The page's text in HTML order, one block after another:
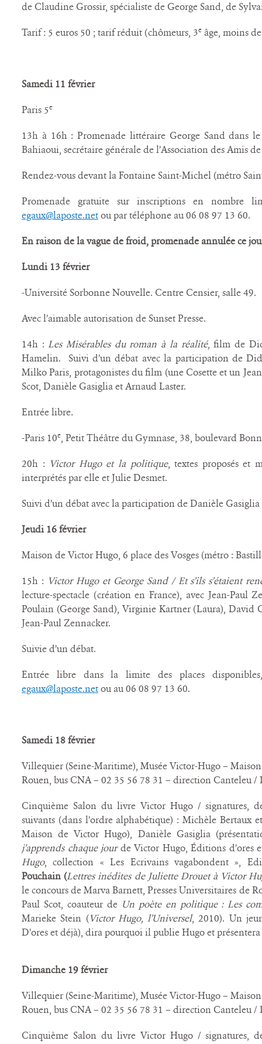
de Claudine Grossir, spécialiste de George Sand, de
Tarif : 5 euros 50 ; tarif réduit (chômeurs, 3e âge, moins
Samedi 11 février
Paris 5e
13h à 16h : Promenade littéraire George Sand dans
Bahiaoui, secrétaire générale de l’Association des Amis
Rendez-vous devant la Fontaine Saint-Michel (métro
Promenade gratuite sur inscriptions en nombre
egaux@laposte.netou par téléphone au 06 08 97 13 60.
En raison de la vague de froid, promenade annulée ce
Lundi 13 février
-Université Sorbonne Nouvelle. Centre Censier, salle 49.
Avec l’aimable autorisation de Sunset Presse.
14h : Les Misérables du roman à la réalité, film de
Hamelin.
Suivi d’un débat avec la participation de
Milko Paris, protagonistes du film (une Cosette et un
Scot, Danièle Gasiglia et Arnaud Laster.
Entrée libre.
-Paris 10e, Petit Théâtre du Gymnase, 38, boulevard
20h : Victor Hugo et la politique, textes proposés et
interprétés par elle et Julie Desmet.
Suivi d’un débat avec la participation de Danièle Gasiglia
Jeudi 16 février
Maison de Victor Hugo, 6 place des Vosges (métro :
15h : Victor Hugo et George Sand / Et s’ils s’étaient
lecture-spectacle (création en France), avec Jean-Paul
Poulain (George Sand), Virginie Kartner (Laura), David
Jean-Paul Zennacker.
Suivie d’un débat.
Entrée libre dans la limite des places
egaux@laposte.netou au 06 08 97 13 60.
Samedi 18 février
Villequier (Seine-Maritime), Musée Victor-Hugo –
Rouen, bus CNA – 02 35 56 78 31 – direction Canteleu /
Cinquième Salon du livre Victor Hugo / signatures,
suivants (dans l’ordre alphabétique) : Michèle Bertaux
Maison de Victor Hugo), Danièle Gasiglia
j’apprends chaque jourde Victor Hugo, Éditions d’ores
Hugo, collection « Les Ecrivains vagabondent »,
Pouchain (Lettres inédites de Juliette Drouet à Victor
le concours de Marva Barnett, Presses Universitaires de
Paul Scot, coauteur de Un poète en politique : Les
Marieke Stein (Victor Hugo, l’Universel, 2010). Un
D’ores et déjà), dira pourquoi il publie Hugo et
Dimanche 19 février
Villequier (Seine-Maritime), Musée Victor-Hugo –
Rouen, bus CNA – 02 35 56 78 31 – direction Canteleu /
Cinquième Salon du livre Victor Hugo / signatures,